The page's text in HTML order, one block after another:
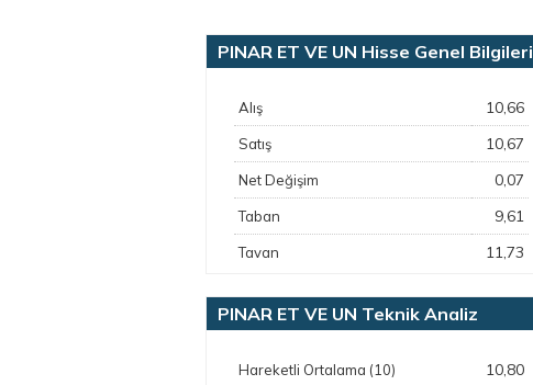
PINAR ET VE UN Hisse Genel Bilgileri
Alış 10,66
Satış 10,67
Net Değişim 0,07
Taban 9,61
Tavan 11,73
PINAR ET VE UN Teknik Analiz
Hareketli Ortalama (10) 10,80